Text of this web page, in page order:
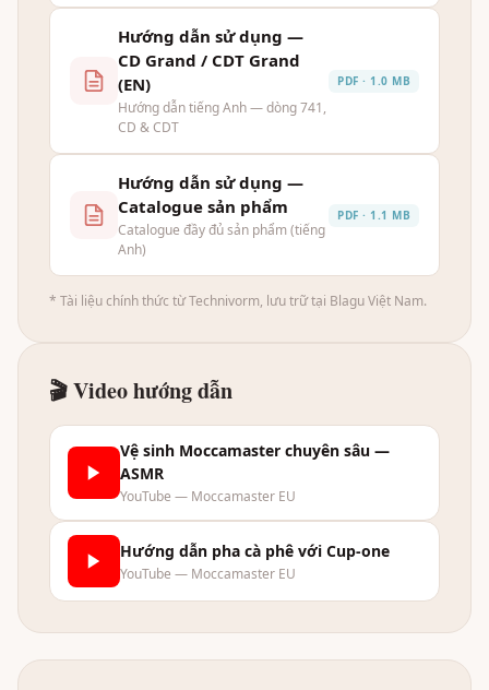
Hướng dẫn sử dụng —
CD Grand / CDT Grand
(EN)
Hướng dẫn tiếng Anh — dòng 741,
CD & CDT
PDF · 1.0 MB
Hướng dẫn sử dụng —
Catalogue sản phẩm
Catalogue đầy đủ sản phẩm (tiếng
Anh)
PDF · 1.1 MB
* Tài liệu chính thức từ Technivorm, lưu trữ tại Blagu Việt Nam.
🎬 Video hướng dẫn
Vệ sinh Moccamaster chuyên sâu —
ASMR
YouTube — Moccamaster EU
Hướng dẫn pha cà phê với Cup-one
YouTube — Moccamaster EU